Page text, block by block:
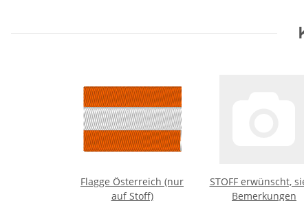
Flagge Österreich (nur
auf Stoff)
STOFF erwünscht,
Bemerkungen